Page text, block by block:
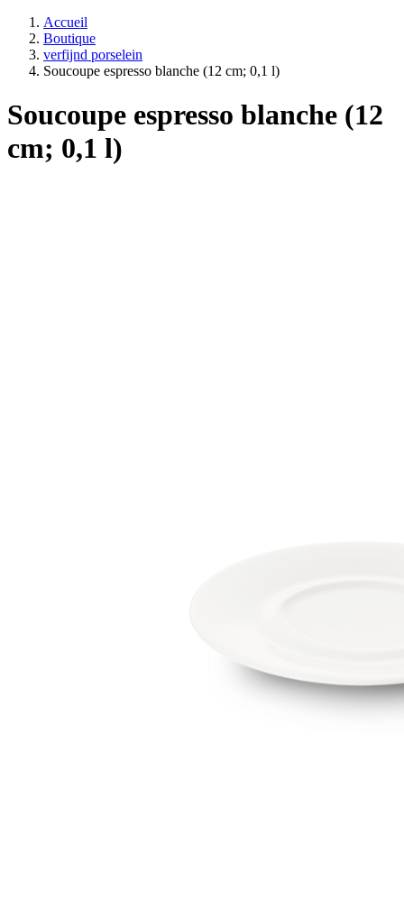
Accueil
Boutique
verfijnd porselein
Soucoupe espresso blanche (12 cm; 0,1 l)
Soucoupe espresso blanche (12
cm; 0,1 l)